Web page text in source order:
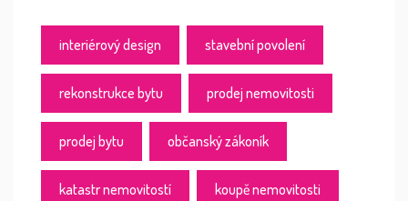
interiérový design stavební povolení
rekonstrukce bytu prodej nemovitosti
prodej bytu občanský zákoník
katastr nemovitostí koupě nemovitosti